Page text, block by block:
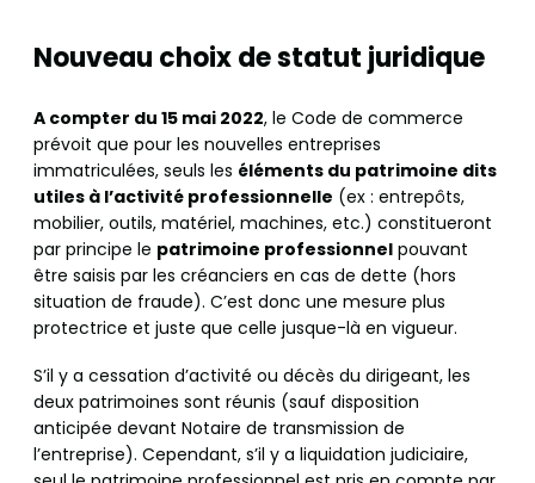
Nouveau choix de statut juridique
A compter du 15 mai 2022, le Code de commerce
prévoit que pour les nouvelles entreprises
immatriculées, seuls les éléments du patrimoine dits
utiles à l’activité professionnelle (ex : entrepôts,
mobilier, outils, matériel, machines, etc.) constitueront
par principe le patrimoine professionnel pouvant
être saisis par les créanciers en cas de dette (hors
situation de fraude). C’est donc une mesure plus
protectrice et juste que celle jusque-là en vigueur.
S’il y a cessation d’activité ou décès du dirigeant, les
deux patrimoines sont réunis (sauf disposition
anticipée devant Notaire de transmission de
l’entreprise). Cependant, s’il y a liquidation judiciaire,